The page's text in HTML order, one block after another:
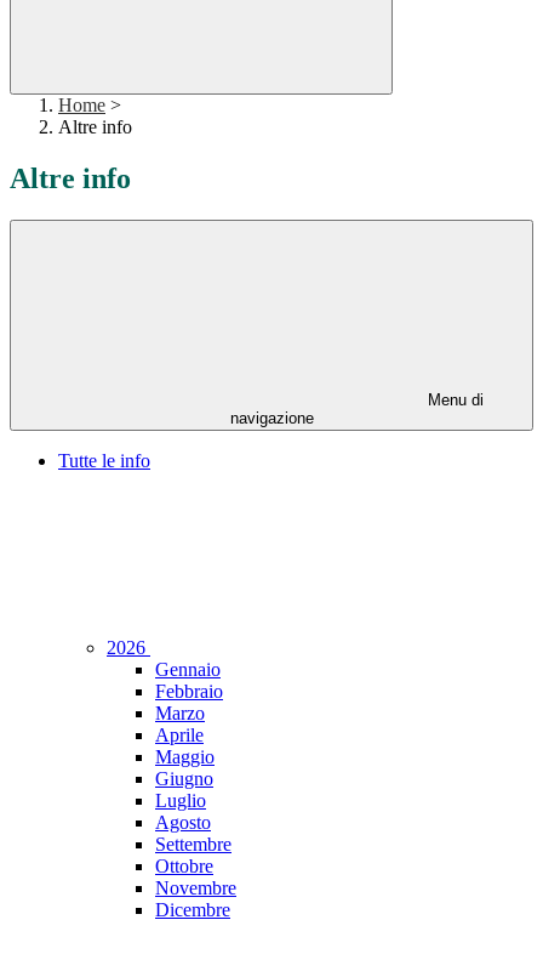
Home >
Altre info
Altre info
Menu di
navigazione
Tutte le info
2026
Gennaio
Febbraio
Marzo
Aprile
Maggio
Giugno
Luglio
Agosto
Settembre
Ottobre
Novembre
Dicembre